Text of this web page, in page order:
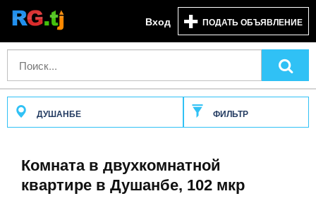
Вход ПОДАТЬ ОБЪЯВЛЕНИЕ
ДУШАНБЕ ФИЛЬТР
Комната в двухкомнатной
квартире в Душанбе, 102 мкр